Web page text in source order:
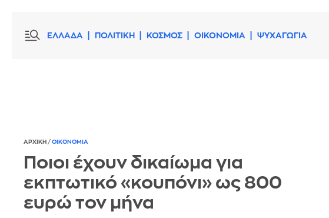
ΕΛΛΑΔΑ ΠΟΛΙΤΙΚΗ ΚΟΣΜΟΣ ΟΙΚΟΝΟΜΙΑ ΨΥΧΑΓΩΓΙΑ
ΑΡΧΙΚΗ / ΟΙΚΟΝΟΜΙΑ
Ποιοι έχουν δικαίωμα για
εκπτωτικό «κουπόνι» ως 800
ευρώ τον μήνα